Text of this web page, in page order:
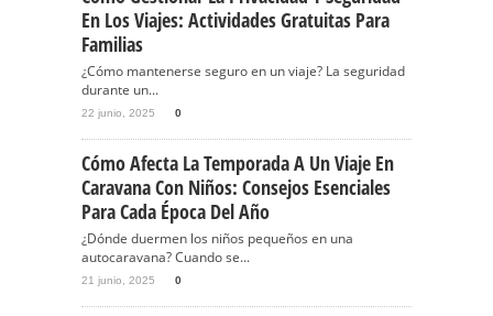
En Los Viajes: Actividades Gratuitas Para
Familias
¿Cómo mantenerse seguro en un viaje? La seguridad
durante un...
22 junio, 2025 0
Cómo Afecta La Temporada A Un Viaje En
Caravana Con Niños: Consejos Esenciales
Para Cada Época Del Año
¿Dónde duermen los niños pequeños en una
autocaravana? Cuando se...
21 junio, 2025 0